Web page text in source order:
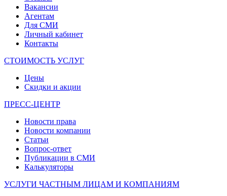
Вакансии
Агентам
Для СМИ
Личный кабинет
Контакты
СТОИМОСТЬ УСЛУГ
Цены
Скидки и акции
ПРЕСС-ЦЕНТР
Новости права
Новости компании
Статьи
Вопрос-ответ
Публикации в СМИ
Калькуляторы
УСЛУГИ ЧАСТНЫМ ЛИЦАМ И КОМПАНИЯМ